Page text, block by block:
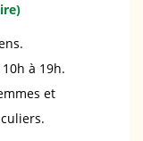
à 19h.
et